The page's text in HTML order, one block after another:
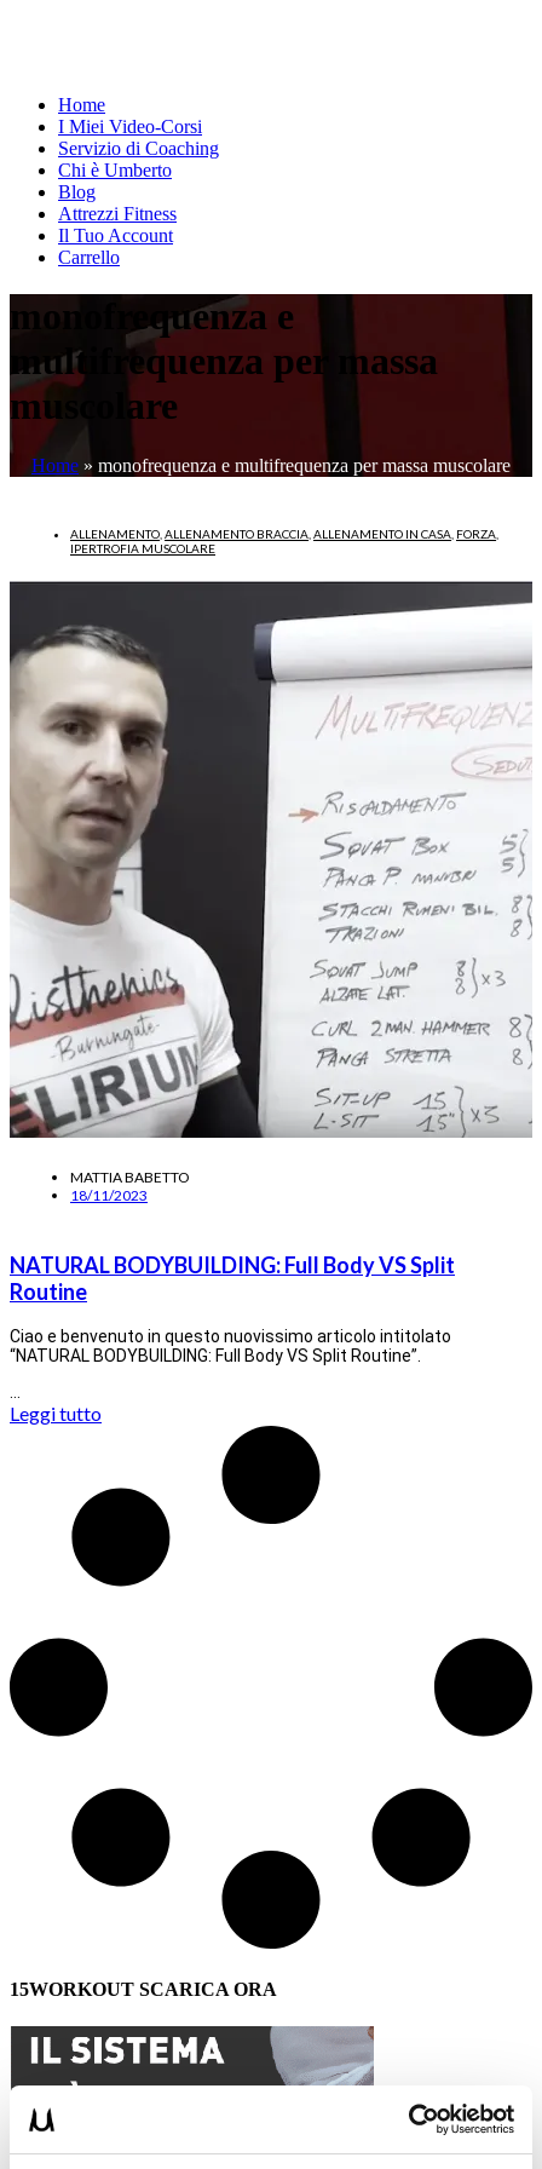
Home
I Miei Video-Corsi
Servizio di Coaching
Chi è Umberto
Blog
Attrezzi Fitness
Il Tuo Account
Carrello
monofrequenza e
multifrequenza per massa
muscolare
Home » monofrequenza e multifrequenza per massa muscolare
ALLENAMENTO ALLENAMENTO BRACCIA ALLENAMENTO IN CASA FORZA
IPERTROFIA MUSCOLARE
MATTIA BABETTO
18/11/2023
NATURAL BODYBUILDING: Full Body VS Split
Routine
Ciao e benvenuto in questo nuovissimo articolo intitolato
“NATURAL BODYBUILDING: Full Body VS Split Routine”.
Leggi tutto
15WORKOUT SCARICA ORA